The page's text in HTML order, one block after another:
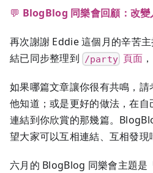
💬 BlogBlog 同樂會回顧：改變
再次謝謝 Eddie 這個月的辛苦
結已同步整理到 /party 頁面
如果哪篇文章讓你很有共鳴，
他知道；或是更好的做法，在自
連結到你欣賞的那幾篇。
望大家可以互相連結、互相發現
六月的 BlogBlog 同樂會主題是